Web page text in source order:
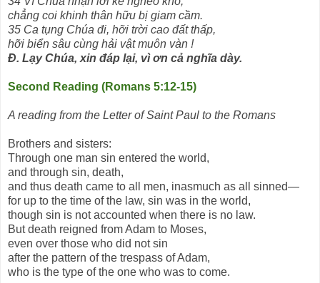
chẳng coi khinh thân hữu bị giam cầm.
35 Ca tụng Chúa đi, hỡi trời cao đất thấp,
hỡi biển sâu cùng hải vật muôn vàn !
Đ. Lạy Chúa, xin đáp lại, vì ơn cả nghĩa dày.
Second Reading (Romans 5:12-15)
A reading from the Letter of Saint Paul to the Romans
Brothers and sisters:
Through one man sin entered the world,
and through sin, death,
and thus death came to all men, inasmuch as all sinned—
for up to the time of the law, sin was in the world,
though sin is not accounted when there is no law.
But death reigned from Adam to Moses,
even over those who did not sin
after the pattern of the trespass of Adam,
who is the type of the one who was to come.